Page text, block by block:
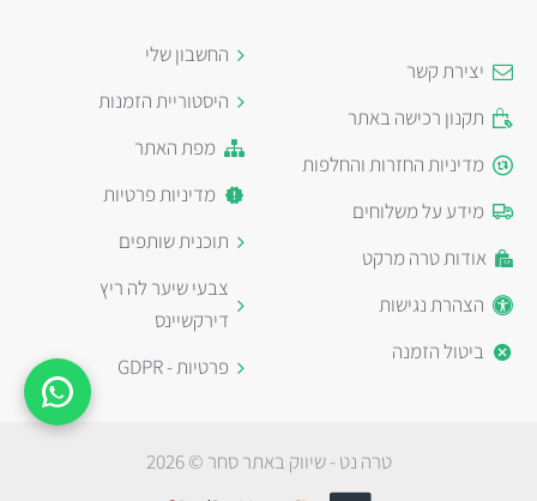
יצירת קשר
תקנון רכישה באתר
מדיניות החזרות והחלפות
מידע על משלוחים
אודות טרה מרקט
הצהרת נגישות
ביטול הזמנה
החשבון שלי
היסטוריית הזמנות
מפת האתר
מדיניות פרטיות
תוכנית שותפים
צבעי שיער לה ריץ
דירקשיינס
פרטיות - GDPR
טרה נט - שיווק באתר סחר © 2026